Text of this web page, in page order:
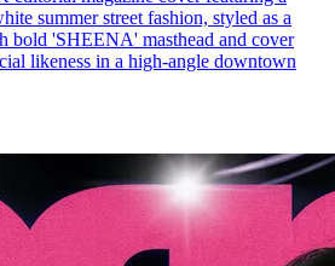
summer street fashion, styled as a
bold 'SHEENA' masthead and cover
likeness in a high-angle downtown